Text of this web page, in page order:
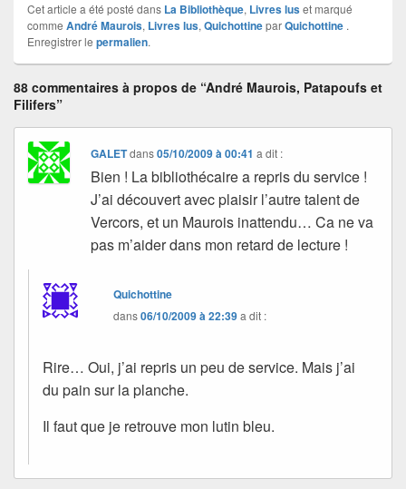
Cet article a été posté dans La Bibliothèque, Livres luset marqué
comme André Maurois, Livres lus,QuichottineparQuichottine .
Enregistrer le permalien.
88 commentaires à propos de “André Maurois, Patapoufs et
Filifers”
GALETdans05/10/2009 à 00:41 a dit :
Bien ! La bibliothécaire a repris du service !
J’ai découvert avec plaisir l’autre talent de
Vercors, et un Maurois inattendu… Ca ne va
pas m’aider dans mon retard de lecture !
Quichottine
dans06/10/2009 à 22:39a dit :
Rire… Oui, j’ai repris un peu de service. Mais j’ai
du pain sur la planche.
Il faut que je retrouve mon lutin bleu.